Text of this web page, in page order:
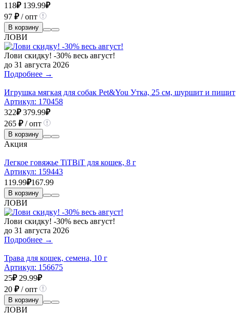
118₽ 139.99₽
97 ₽/ опт
В корзину
ЛОВИ
Лови скидку! -30% весь август!
до 31 августа 2026
Подробнее →
Игрушка мягкая для собак Pet&You Утка, 25 см, шуршит и пищит
Артикул: 170458
322₽ 379.99₽
265 ₽/ опт
В корзину
Акция
Легкое говяжье TiTBiT для кошек, 8 г
Артикул: 159443
119.99₽167.99
В корзину
ЛОВИ
Лови скидку! -30% весь август!
до 31 августа 2026
Подробнее →
Трава для кошек, семена, 10 г
Артикул: 156675
25₽ 29.99₽
20 ₽/ опт
В корзину
ЛОВИ